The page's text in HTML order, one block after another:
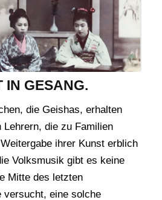
IN GESANG.
die Geishas, erhalten
die zu Familien
ihrer Kunst erblich
Volksmusik gibt es keine
Mitte des letzten
versucht, eine solche